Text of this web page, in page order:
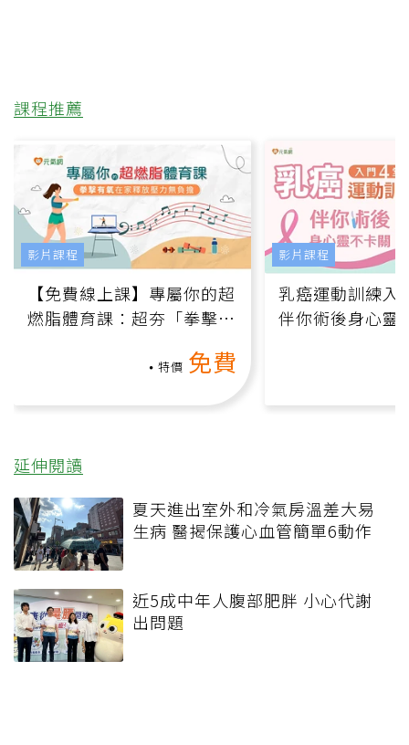
課程推薦
【免費線上課】專屬你的超
燃脂體育課：超夯「拳擊有
特價 免費
影片課程
乳癌運動訓練入
伴你術後身心靈
影片課程
延伸閱讀
夏天進出室外和冷氣房溫差大易
生病 醫揭保護心血管簡單6動作
近5成中年人腹部肥胖 小心代謝
出問題